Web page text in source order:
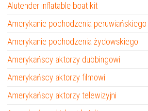
Alutender inflatable boat kit
Amerykanie pochodzenia peruwiańskiego
Amerykanie pochodzenia żydowskiego
Amerykańscy aktorzy dubbingowi
Amerykańscy aktorzy filmowi
Amerykańscy aktorzy telewizyjni